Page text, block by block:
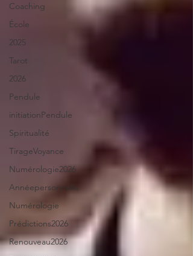
Coaching
École
2025
Tarot
2026
Pendule
initiationPendule
Spiritualité
TirageVoyance
Numérologie2026
Annéepersonnelle
Numérologie
Prédictions2026
Renouveau2026